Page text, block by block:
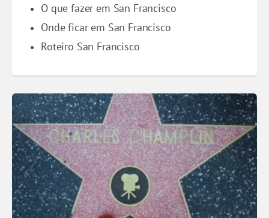
O que fazer em San Francisco
Onde ficar em San Francisco
Roteiro San Francisco